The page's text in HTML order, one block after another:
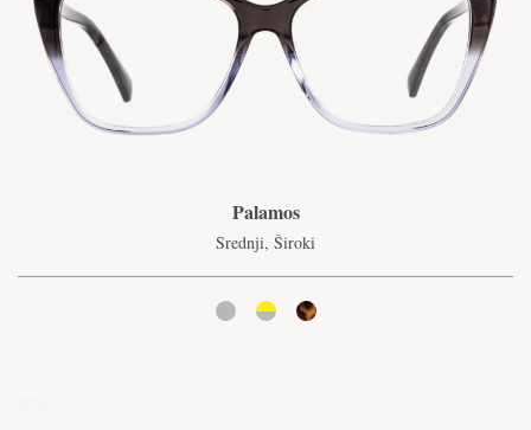
Palamos
Srednji, Široki